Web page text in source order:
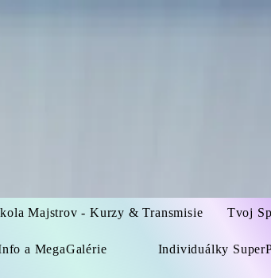
Majstrov - Kurzy & Transmisie Tvoj
a MegaGalérie Individuálky